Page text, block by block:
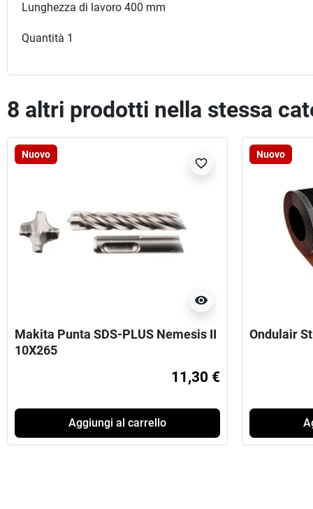
Lunghezza di lavoro 400 mm
Quantità 1
8 altri prodotti nella stessa
Nuovo
visibility
favorite_border
Makita Punta SDS-PLUS Nemesis II
10X265
11,30 €
Aggiungi al carrello
Nuovo
Ondulair